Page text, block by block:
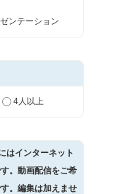
ンテーション
4人以上
はインターネット
。動画配信をご希
。編集は加えませ